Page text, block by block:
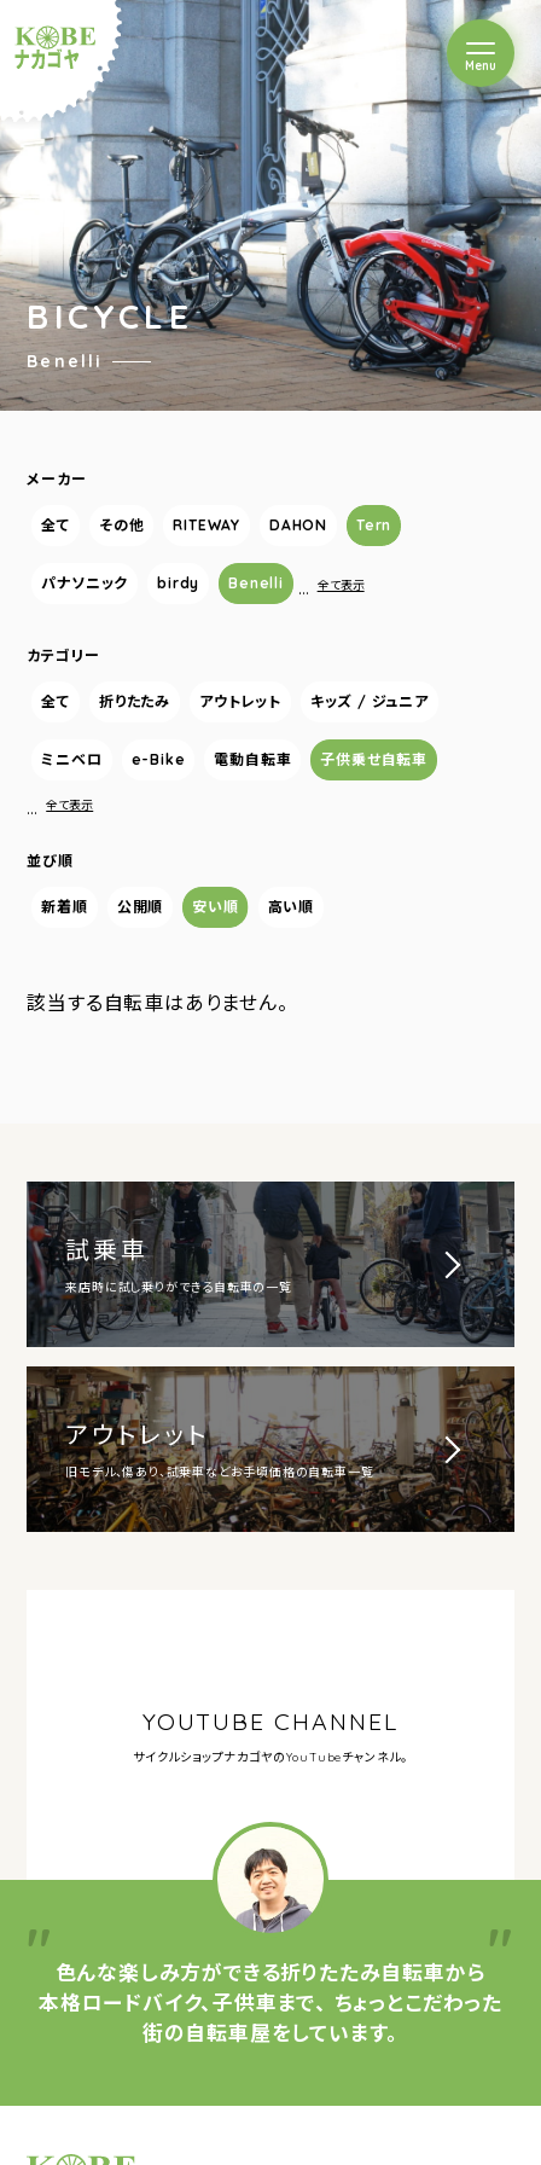
ルショップナカゴヤ
Menuを開閉
BICYCLE
Benelli
メーカー
全て その他 RITEWAY DAHON Tern
パナソニック birdy Benelli … 全て表示
カテゴリー
全て 折りたたみ アウトレット キッズ / ジュニア
ミニベロ e-Bike 電動自転車 子供乗せ自転車
… 全て表示
並び順
新着順 公開順 安い順 高い順
該当する自転車はありません。
試乗車
来店時に試し乗りができる自転車の一覧
アウトレット
旧モデル、傷あり、試乗車などお手頃価格の自転車一覧
YOUTUBE CHANNEL
サイクルショップナカゴヤのYouTubeチャンネル。
色んな楽しみ方ができる折りたたみ自転車から
本格ロードバイク、子供車まで、 ちょっとこだわった
街の自転車屋をしています。